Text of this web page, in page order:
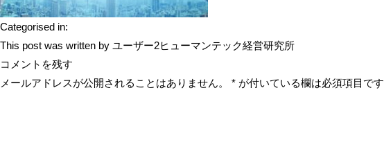
Categorised in:
This post was written by ユーザー2ヒューマンテック経営研究所
コメントを残す
メールアドレスが公開されることはありません。
* が付いている欄は必須項目です